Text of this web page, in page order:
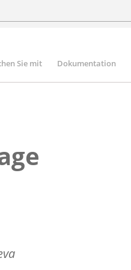
Sie mit Dokumentation